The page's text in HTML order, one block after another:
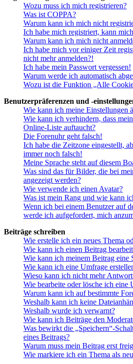
Wozu muss ich mich registrieren?
Was ist COPPA?
Warum kann ich mich nicht
Ich habe mich registriert, kann
Warum kann ich mich nicht
Ich habe mich vor einiger Zeit
nicht mehr anmelden?!
Ich habe mein Passwort vergessen!
Warum werde ich automatisch
Wozu ist die Funktion „Alle
Benutzerpräferenzen und -
Wie kann ich meine Einstellungen
Wie kann ich verhindern, dass
Online-Liste auftaucht?
Die Forenuhr geht falsch!
Ich habe die Zeitzone eingestellt,
immer noch falsch!
Meine Sprache steht auf diesem
Was sind das für Bilder, die bei
angezeigt werden?
Wie verwende ich einen Avatar?
Was ist mein Rang und wie kann
Wenn ich bei einem Benutzer auf
werde ich aufgefordert, mich
Beiträge schreiben
Wie erstelle ich ein neues Thema
Wie kann ich einen Beitrag
Wie kann ich meinem Beitrag eine
Wie kann ich eine Umfrage
Wieso kann ich nicht mehr
Wie bearbeite oder lösche ich eine
Warum kann ich auf bestimmte
Weshalb kann ich keine
Weshalb wurde ich verwarnt?
Wie kann ich Beiträge den
Was bewirkt die „Speichern“-
eines Beitrags?
Warum muss mein Beitrag erst
Wie markiere ich ein Thema als